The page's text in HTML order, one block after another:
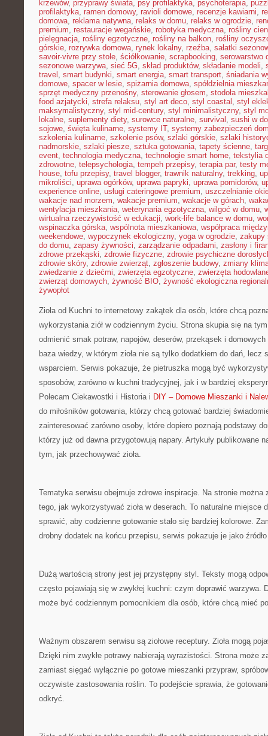
krzewów, przyprawy świata, psy profilaktyka, psychoterapia,
profilaktyka, ramen domowy, ravioli domowe, recenzje kawiarni,
domowa, reklama natywna, relaks w domu, relaks w ogrodzie,
premium, restauracje wegańskie, robotyka medyczna, rośliny
pielęgnacja, rośliny egzotyczne, rośliny na balkon, rośliny
górskie, rozrywka domowa, rynek lokalny, rzeźba, sałatki
savoir-vivre przy stole, ściółkowanie, scrapbooking, serowarstwo
sezonowe warzywa, sieć 5G, skład produktów, składanie modeli,
travel , smart budynki, smart energia, smart transport, śniadania
domowe, spacer w lesie, spiżarnia domowa, spółdzielnia
sprzęt medyczny przenośny, sterowanie głosem, stodoła
food azjatycki, strefa relaksu, styl art deco, styl coastal , styl
maksymalistyczny, styl mid-century, styl minimalistyczny, styl
lokalne, suplementy diety, surowce naturalne, survival , sushi w
sojowe, święta kulinarne, systemy IT, systemy zabezpieczeń
szkolenia kulinarne, szkolenie psów, szlaki górskie, szlaki
nadmorskie, szlaki piesze, sztuka gotowania, tapety ścienne,
event, technologia medyczna, technologie smart home, tekstylia
zdrowotne, telepsychologia, tempeh przepisy, terapia par, testy
house, tofu przepisy, travel blogger, trawnik naturalny, trekking,
mikroliści, uprawa ogórków, uprawa papryki, uprawa pomidorów,
experience online, usługi cateringowe premium, uszczelnianie
wakacje nad morzem, wakacje premium, wakacje w górach,
wentylacja mieszkania, weterynaria egzotyczna, wilgoć w domu,
wirtualna rzeczywistość w edukacji, work-life balance w domu,
wspinaczka górska, wspólnota mieszkaniowa, współpraca
weekendowe, wypoczynek ekologiczny, yoga w ogrodzie, zakupy
do domu, zapasy żywności, zarządzanie odpadami, zasłony i
zdrowe przekąski, zdrowie fizyczne, zdrowie psychiczne
zdrowie skóry, zdrowie zwierząt, zgłoszenie budowy, zmiany
zwiedzanie z dziećmi, zwierzęta egzotyczne, zwierzęta
zwierząt domowych, żywność BIO, żywność ekologiczna
żywopłot
Zioła od Kuchni to internetowy zakątek dla osób, które chcą
wykorzystania ziół w codziennym życiu. Strona skupia się na
odmienić smak potraw, napojów, deserów, przekąsek i domowych
baza wiedzy, w którym zioła nie są tylko dodatkiem do dań, lecz
wsparciem. Serwis pokazuje, że pietruszka mogą być
sposobów, zarówno w kuchni tradycyjnej, jak i w bardziej
Polecam Ciekawostki i Historia i DIY – Domowe Mieszanki i
do miłośników gotowania, którzy chcą gotować bardziej
zainteresować zarówno osoby, które dopiero poznają podstawy
którzy już od dawna przygotowują napary. Artykuły publikowane
tym, jak przechowywać zioła.
Tematyka serwisu obejmuje zdrowe inspiracje. Na stronie
tego, jak wykorzystywać zioła w deserach. To naturalne miejsce
sprawić, aby codzienne gotowanie stało się bardziej kolorowe.
drobny dodatek na końcu przepisu, serwis pokazuje je jako
Dużą wartością strony jest jej przystępny styl. Teksty mogą
często pojawiają się w zwykłej kuchni: czym doprawić warzywa.
może być codziennym pomocnikiem dla osób, które chcą mieć
Ważnym obszarem serwisu są ziołowe receptury. Zioła mogą
Dzięki nim zwykłe potrawy nabierają wyrazistości. Strona może
zamiast sięgać wyłącznie po gotowe mieszanki przypraw,
oczywiste zastosowania roślin. To podejście sprawia, że
odkryć.